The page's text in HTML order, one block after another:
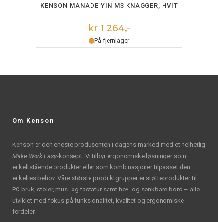
LEGG I HANDLEKURV
KENSON MANADE YIN M3 KNAGGER, HVIT
kr 1 264,-
På fjernlager
Om Kenson
Kenson er den eneste produsenten i dagens marked med et helhetlig
Make Work Easy-konsept. Vi tilbyr ergonomiske løsninger som
enkeltstående produkter eller som kombinasjoner tilpasset den
enkeltes behov. Våre største produktgrupper er støtteprodukter til
PC-bruk, stoler, mus- og tastatur samt hev- og senkbare bord – alle
utviklet med fokus på funksjonalitet, kvalitet og ergonomiske
fordeler.